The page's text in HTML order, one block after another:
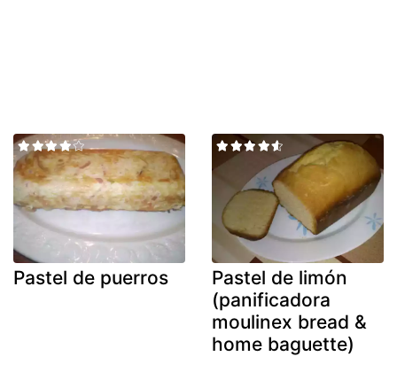
Pastel de puerros
Pastel de limón
(panificadora
moulinex bread &
home baguette)